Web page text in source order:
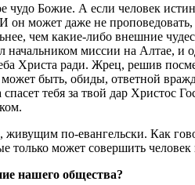
Божие. А если человек
может даже не
чем какие-либо внешние
миссии на Алтае, и
Христа ради. Жрец, решив
быть, обиды, ответной
тебя за твой дар
живущим по-евангельски. Как
только может совершить
нашего общества?